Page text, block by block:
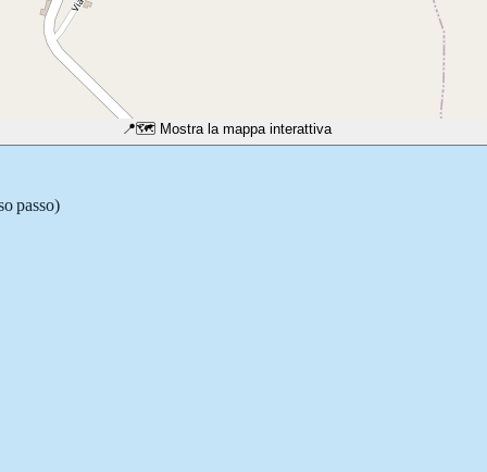
📍🗺️ Mostra la mappa interattiva
passo)